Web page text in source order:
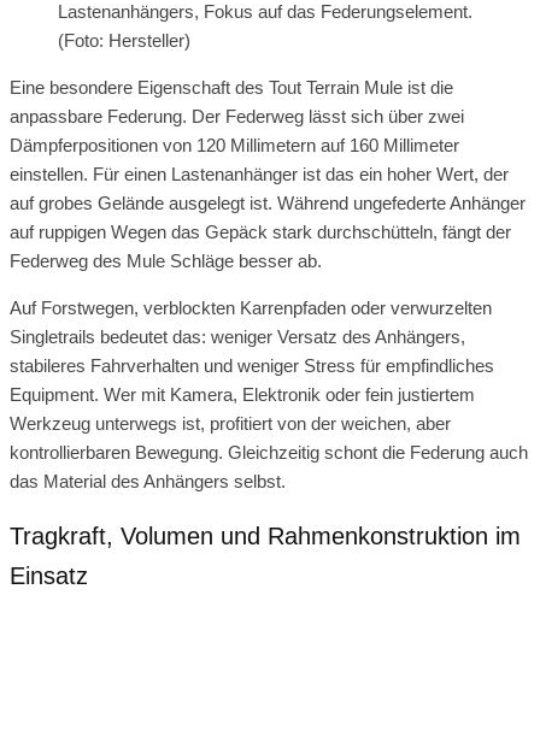
Lastenanhängers, Fokus auf das Federungselement.
(Foto: Hersteller)
Eine besondere Eigenschaft des Tout Terrain Mule ist die
anpassbare Federung. Der Federweg lässt sich über zwei
Dämpferpositionen von 120 Millimetern auf 160 Millimeter
einstellen. Für einen Lastenanhänger ist das ein hoher Wert, der
auf grobes Gelände ausgelegt ist. Während ungefederte Anhänger
auf ruppigen Wegen das Gepäck stark durchschütteln, fängt der
Federweg des Mule Schläge besser ab.
Auf Forstwegen, verblockten Karrenpfaden oder verwurzelten
Singletrails bedeutet das: weniger Versatz des Anhängers,
stabileres Fahrverhalten und weniger Stress für empfindliches
Equipment. Wer mit Kamera, Elektronik oder fein justiertem
Werkzeug unterwegs ist, profitiert von der weichen, aber
kontrollierbaren Bewegung. Gleichzeitig schont die Federung auch
das Material des Anhängers selbst.
Tragkraft, Volumen und Rahmenkonstruktion im
Einsatz